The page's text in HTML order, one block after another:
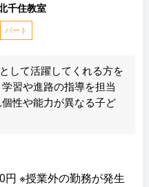
千住教室
パート
して活躍してくれる方を
習や進路の指導を担当
性や能力が異なる子ど
※授業外の勤務が発生